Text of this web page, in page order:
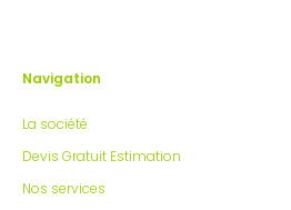
Navigation
La société
Devis Gratuit Estimation
Nos services